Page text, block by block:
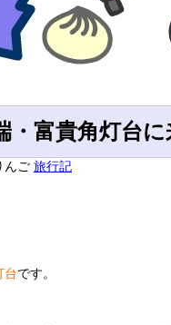
富貴角灯台に
んご 旅行記
台です。